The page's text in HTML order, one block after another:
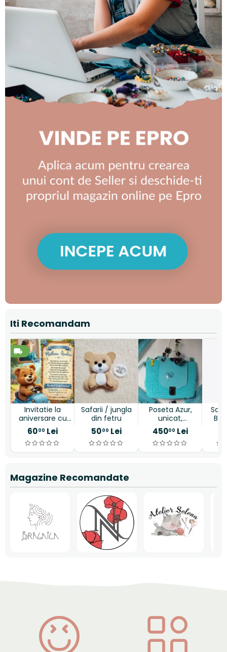
Iti Recomandam
Invitatie la
aniversare cu
ursulet vesel
6000 Lei
Safarii / jungla
din fetru
5000 Lei
Poseta Azur,
unicat,
handmade
45000 Lei
Magazine Recomandate